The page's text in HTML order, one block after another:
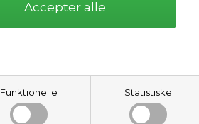
Funktionelle Statistiske
Leo fås i
MZ3
mens
vægten,
mere